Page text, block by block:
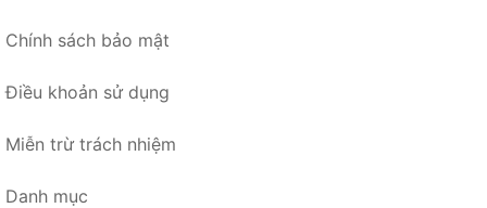
Chính sách bảo mật
Điều khoản sử dụng
Miễn trừ trách nhiệm
Danh mục